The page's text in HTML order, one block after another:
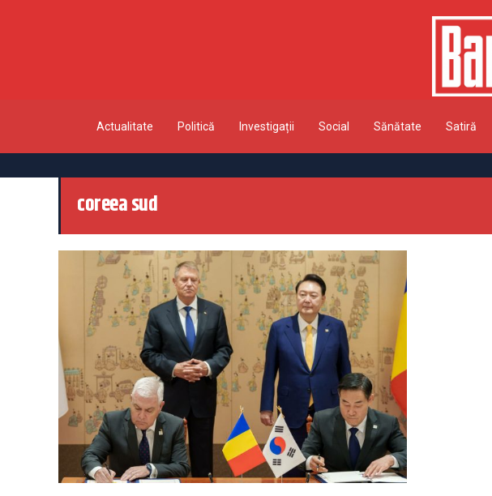
Actualitate Politică Investigații Social Sănătate Satiră
coreea sud